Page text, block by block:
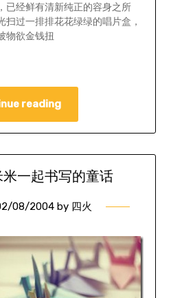
已经鲜有清新纯正的容身之所
扫过一排排花花绿绿的唱片盒，
物欲金钱扭
reading
一起书写的童话
08/2004 by 四火